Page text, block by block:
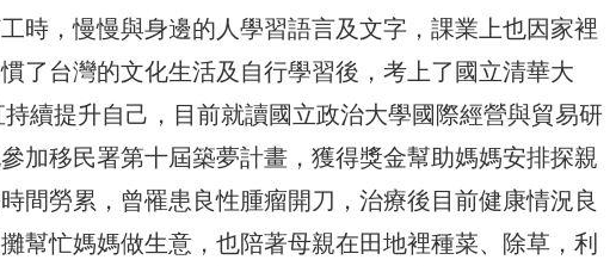
時，慢慢與身邊的人學習語言及文字，課業上也因家裡
了台灣的文化生活及自行學習後，考上了國立清華大
續提升自己，目前就讀國立政治大學國際經營與貿易研
加移民署第十屆築夢計畫，獲得獎金幫助媽媽安排探親
間勞累，曾罹患良性腫瘤開刀，治療後目前健康情況良
幫忙媽媽做生意，也陪著母親在田地裡種菜、除草，利